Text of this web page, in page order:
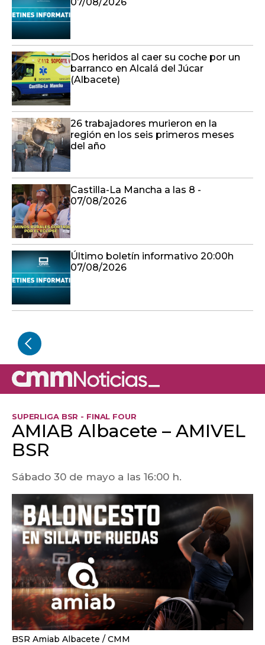
Dos heridos al caer su coche por un
barranco en Alcalá del Júcar
(Albacete)
26 trabajadores murieron en la
región en los seis primeros meses
del año
Castilla-La Mancha a las 8 -
07/08/2026
Último boletín informativo 20:00h
07/08/2026
SUPERLIGA BSR - FINAL FOUR
AMIAB Albacete – AMIVEL
BSR
Sábado 30 de mayo a las 16:00 h.
BSR Amiab Albacete CMM